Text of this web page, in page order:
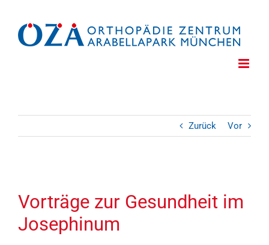
springen
Zurück Vor
Bild
Vorträge zur Gesundheit im
Josephinum